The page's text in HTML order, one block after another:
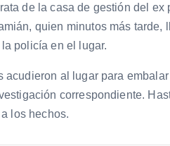
de la casa de gestión del ex
quien minutos más tarde,
policía en el lugar.
acudieron al lugar para
correspondiente.
los hechos.